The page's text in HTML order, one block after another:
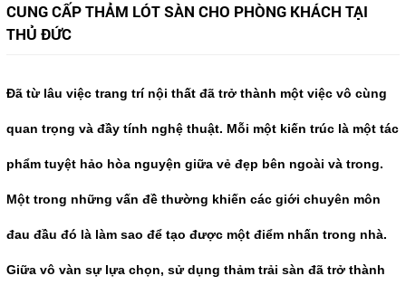
CUNG CẤP THẢM LÓT SÀN CHO PHÒNG KHÁCH TẠI
THỦ ĐỨC
Đã từ lâu việc trang trí nội thất đã trở thành một việc vô cùng
quan trọng và đầy tính nghệ thuật. Mỗi một kiến trúc là một tác
phẩm tuyệt hảo hòa nguyện giữa vẻ đẹp bên ngoài và trong.
Một trong những vấn đề thường khiến các giới chuyên môn
đau đầu đó là làm sao để tạo được một điểm nhấn trong nhà.
Giữa vô vàn sự lựa chọn, sử dụng thảm trải sàn đã trở thành